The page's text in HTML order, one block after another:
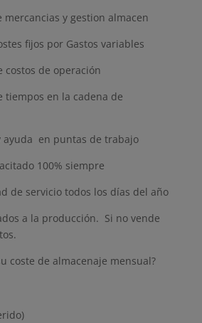
y gestion almacen
fijos por Gastos variables
de operación
en la cadena de
en puntas de trabajo
100% siempre
de servicio todos los días del año
a la producción. Si no vende
coste de almacenaje mensual?